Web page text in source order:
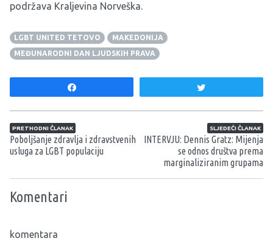
podržava Kraljevina Norveška.
LGBT UNITED TETOVO
MAKEDONIJA
MEĐUNARODNI DAN LJUDSKIH PRAVA
Navigacija članaka
PRETHODNI ČLANAK
Poboljšanje zdravlja i zdravstvenih
usluga za LGBT populaciju
SLJEDEĆI ČLANAK
INTERVJU: Dennis Gratz: Mijenja
se odnos društva prema
marginaliziranim grupama
Komentari
komentara